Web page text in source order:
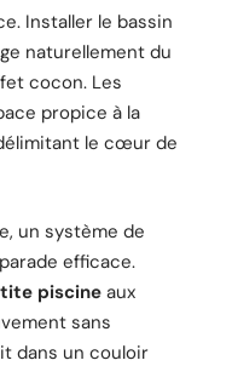
Installer le bassin
naturellement du
cocon. Les
propice à la
le cœur de
un système de
efficace.
piscine aux
sans
dans un couloir